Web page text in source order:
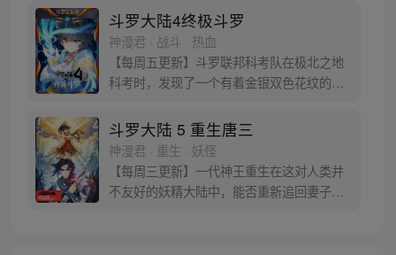
魂”遇上执着而顽强的少年唐舞麟，万众瞩目
的武魂传奇将再次被书写。我们不期待奇
迹，但要给奇迹一个机会。
斗罗大陆4终极斗罗
神漫君 · 战斗 · 热血
【每周五更新】斗罗联邦科考队在极北之地
科考时，发现了一个有着金银双色花纹的
于是赶忙将其带回研究所进行孵化。蛋孵化
出来了，可孵出来的是一个婴儿，一个和人
类一模一样的孩子；与此同时，联邦研究所
正在解冻一名银色长发女子，而一名蓝发青
年则在海滨被人发现
斗罗大陆 5 重生唐三
神漫君 · 重生 · 妖怪
【每周三更新】一代神王重生在这对人类并
不友好的妖精大陆中，能否重新追回妻子。